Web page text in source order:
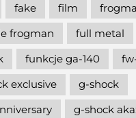
fake film
frogman
full metal
funkcje ga-140
exclusive
g-shock
g-shock